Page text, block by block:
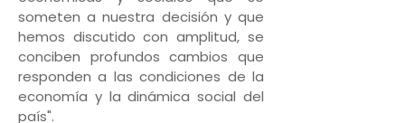
someten a nuestra decisión y que
hemos discutido con amplitud, se
conciben profundos cambios que
responden a las condiciones de la
economía y la dinámica social del
país".